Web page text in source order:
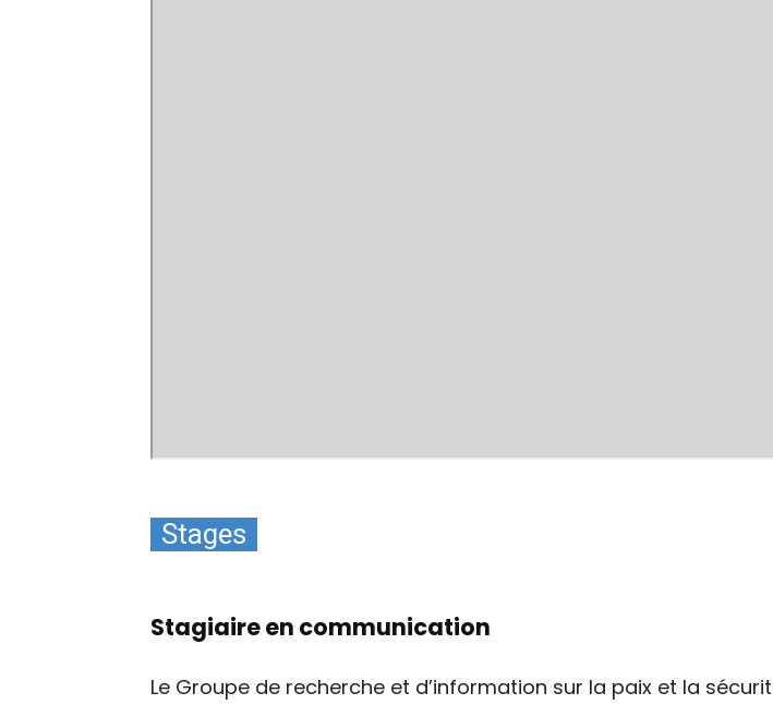
Stages
Stagiaire en communication
Le Groupe de recherche et d’information sur la paix et la